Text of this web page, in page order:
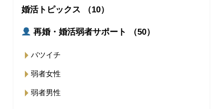
婚活トピックス （10）
再婚・婚活弱者サポート （50）
バツイチ
弱者女性
弱者男性